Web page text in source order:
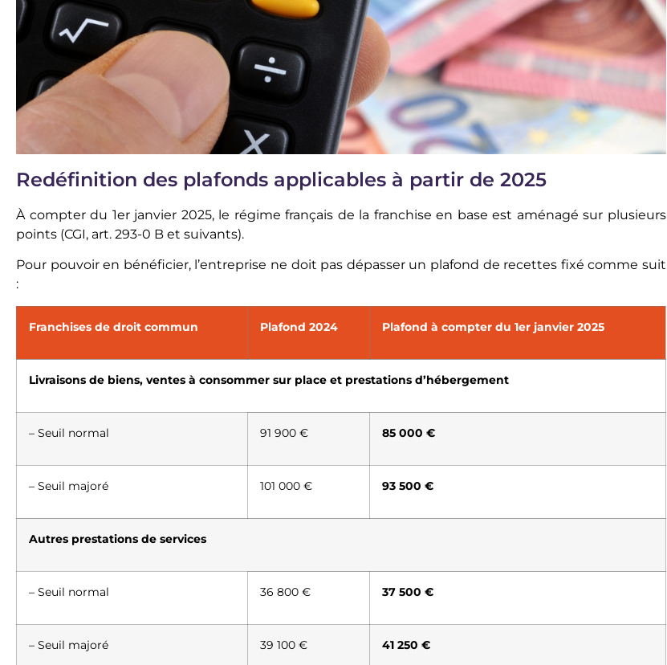
Redéfinition des plafonds applicables à partir de 2025
À compter du 1er janvier 2025, le régime français de la franchise en base est aménagé sur plusieurs
points (CGI, art. 293-0 B et suivants).
Pour pouvoir en bénéficier, l’entreprise ne doit pas dépasser un plafond de recettes fixé comme suit
:
Franchises de droit commun Plafond 2024 Plafond à compter du 1er janvier 2025
Livraisons de biens, ventes à consommer sur place et prestations d’hébergement
– Seuil normal 91 900 € 85 000 €
– Seuil majoré 101 000 € 93 500 €
Autres prestations de services
– Seuil normal 36 800 € 37 500 €
– Seuil majoré 39 100 € 41 250 €